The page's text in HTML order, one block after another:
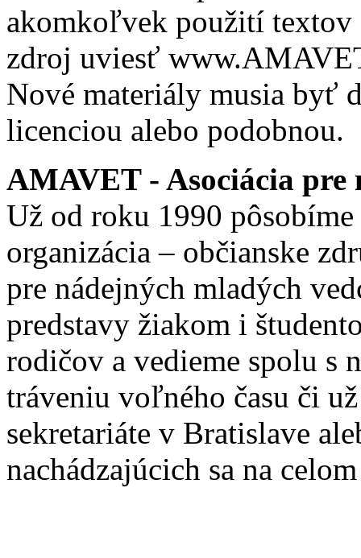
akomkoľvek použití textov
zdroj uviesť
Nové materiály musia byť
licenciou alebo podobnou.
AMAVET - Asociácia pre
Už od roku 1990
organizácia – občianske
pre nádejných mladých
predstavy žiakom i
rodičov a vedieme spolu s
tráveniu voľného času či
sekretariáte v Bratislave
nachádzajúcich sa na